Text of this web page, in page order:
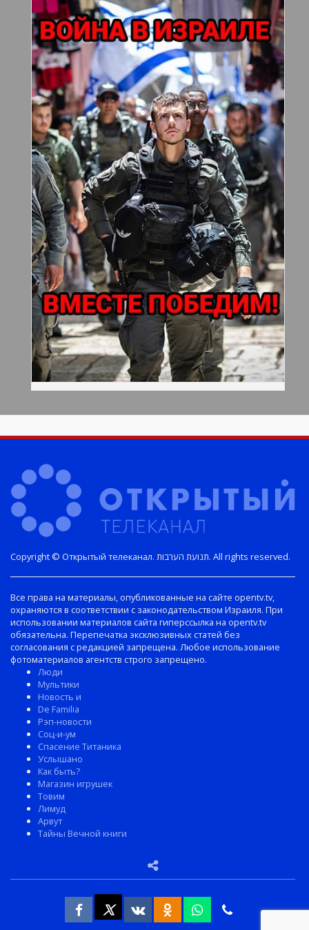
Copyright © Открытый телеканал. תנועת הערבות. All rights reserved.
Все права на материалы, опубликованные на сайте opentv.tv,
охраняются в соответствии с законодательством Израиля. При
использовании материалов сайта гиперссылка на opentv.tv
обязательна. Перепечатка эксклюзивных статей без
согласования с редакцией запрещена. Любое использование
фотоматериалов агентств строго запрещено.
Люди
Мультики
Новость и
De Familia
Рэп-новости
Соц-и-ум
Спасение Титаника
Услышано
Как быть?
Магазин игрушек
Товим
Лимуд
Арвут
Тайны Вечной книги